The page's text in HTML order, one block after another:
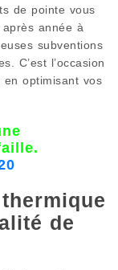
de pointe vous
année à
subventions
C’est l’occasion
en optimisant vos
de